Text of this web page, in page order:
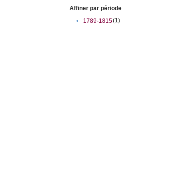
Affiner par période
•
1789-1815(1)